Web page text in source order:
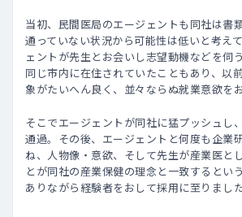
当初、民間医局のエージェントも同社は書
通っていない状況から可能性は低いと考え
ェントが先生とお会いし志望動機などを伺
同じ市内に在住されていたこともあり、以
象がたいへん良く、並々ならぬ就業意欲を
そこでエージェントが同社に猛プッシュし
通過。その後、エージェントと何度も企業
ね、人物像・意欲、そして先生が産業医と
とが同社の産業保健の理念と一致するとい
ありながら経験者をおして採用に至りました